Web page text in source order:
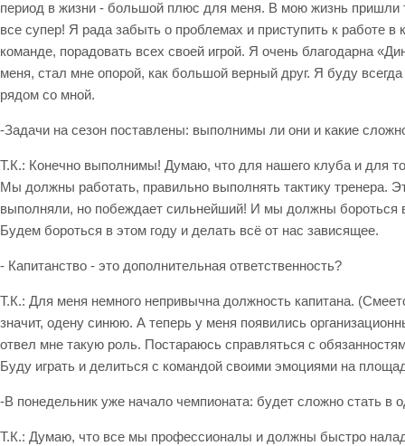
период в жизни - большой плюс для меня. В мою жизнь пришли
все супер! Я рада забыть о проблемах и приступить к работе в
команде, порадовать всех своей игрой. Я очень благодарна
меня, стал мне опорой, как большой верный друг. Я буду
рядом со мной.
-Задачи на сезон поставлены: выполнимы ли они и какие
Т.К.: Конечно выполнимы! Думаю, что для нашего клуба и для
Мы должны работать, правильно выполнять тактику тренера.
выполняли, но побеждает сильнейший! И мы должны бороться
Будем бороться в этом году и делать всё от нас зависящее.
- Капитанство - это дополнительная ответственность?
Т.К.: Для меня немного непривычна должность капитана.
значит, одену синюю. А теперь у меня появились
отвел мне такую роль. Постараюсь справляться с
Буду играть и делиться с командой своими эмоциями на
-В понедельник уже начало чемпионата: будет сложно стать в
Т.К.: Думаю, что все мы профессионалы и должны быстро